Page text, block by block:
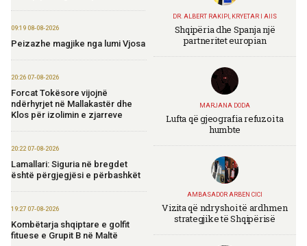
09:19 08-08-2026
Peizazhe magjike nga lumi Vjosa
20:26 07-08-2026
Forcat Tokësore vijojnë
ndërhyrjet në Mallakastër dhe
Klos për izolimin e zjarreve
20:22 07-08-2026
Lamallari: Siguria në bregdet
është përgjegjësi e përbashkët
19:27 07-08-2026
Kombëtarja shqiptare e golfit
fituese e Grupit B në Maltë
DR. ALBERT RAKIPI, KRYETAR I AIIS
Shqipëria dhe Spanja një
partneritet europian
MARJANA DODA
Lufta që gjeografia refuzoi ta
humbte
AMBASADOR ARBEN CICI
Vizita që ndryshoi të ardhmen
strategjike të Shqipërisë